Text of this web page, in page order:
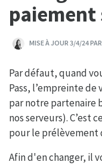
paiement
MISE À JOUR 3/4/24
Par défaut, quand
Pass, l’empreinte
par notre partenaire
nos serveurs). C’est
pour le prélèvement
Afin d'en changer, il